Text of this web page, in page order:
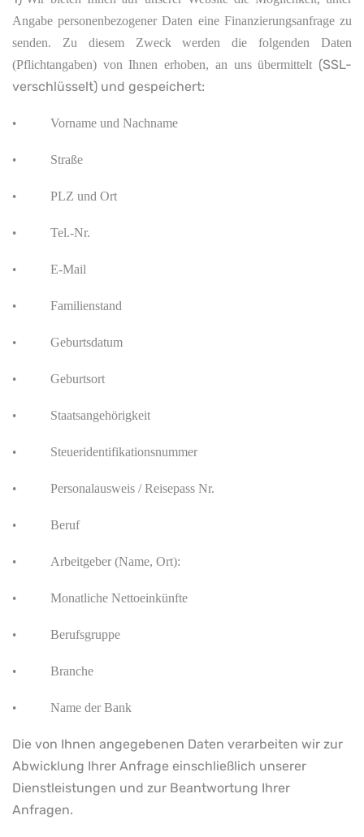
Angabe personenbezogener Daten eine Finanzierungsanfrage zu
senden. Zu diesem Zweck werden die folgenden Daten
(Pflichtangaben) von Ihnen erhoben, an uns übermittelt (SSL-
verschlüsselt) und gespeichert:
• Vorname und Nachname
• Straße
• PLZ und Ort
• Tel.-Nr.
• E-Mail
• Familienstand
• Geburtsdatum
• Geburtsort
• Staatsangehörigkeit
• Steueridentifikationsnummer
• Personalausweis / Reisepass Nr.
• Beruf
• Arbeitgeber (Name, Ort):
• Monatliche Nettoeinkünfte
• Berufsgruppe
• Branche
• Name der Bank
Die von Ihnen angegebenen Daten verarbeiten wir zur
Abwicklung Ihrer Anfrage einschließlich unserer
Dienstleistungen und zur Beantwortung Ihrer
Anfragen.